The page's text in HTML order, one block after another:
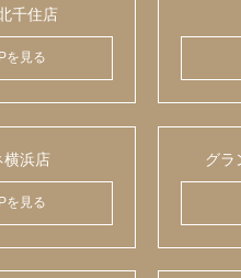
千住店
を見る
横浜店
を見る
グラ